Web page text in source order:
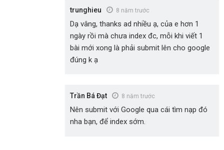
trunghieu 8 năm trước
Dạ vâng, thanks ad nhiều ạ, của e hơn 1
ngày rồi mà chưa index đc, mỗi khi viết 1
bài mới xong là phải submit lên cho google
đúng k ạ
Trần Bá Đạt 8 năm trước
Nên submit với Google qua cái tìm nạp đó
nha bạn, để index sớm.